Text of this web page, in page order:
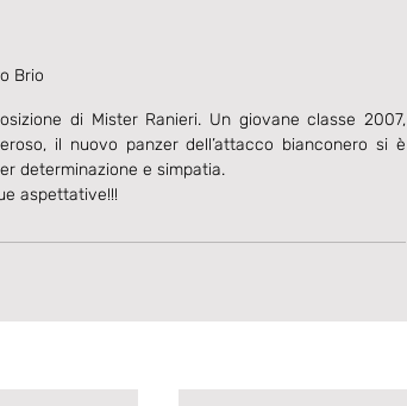
Brio
di Mister Ranieri. Un giovane classe 2007,
il nuovo panzer dell’attacco bianconero si è
determinazione e simpatia.
aspettative!!!